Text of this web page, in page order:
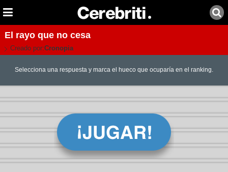
El rayo que no cesa
Creado por:Cronopia
Selecciona una respuesta y marca el hueco que ocuparía en el ranking.